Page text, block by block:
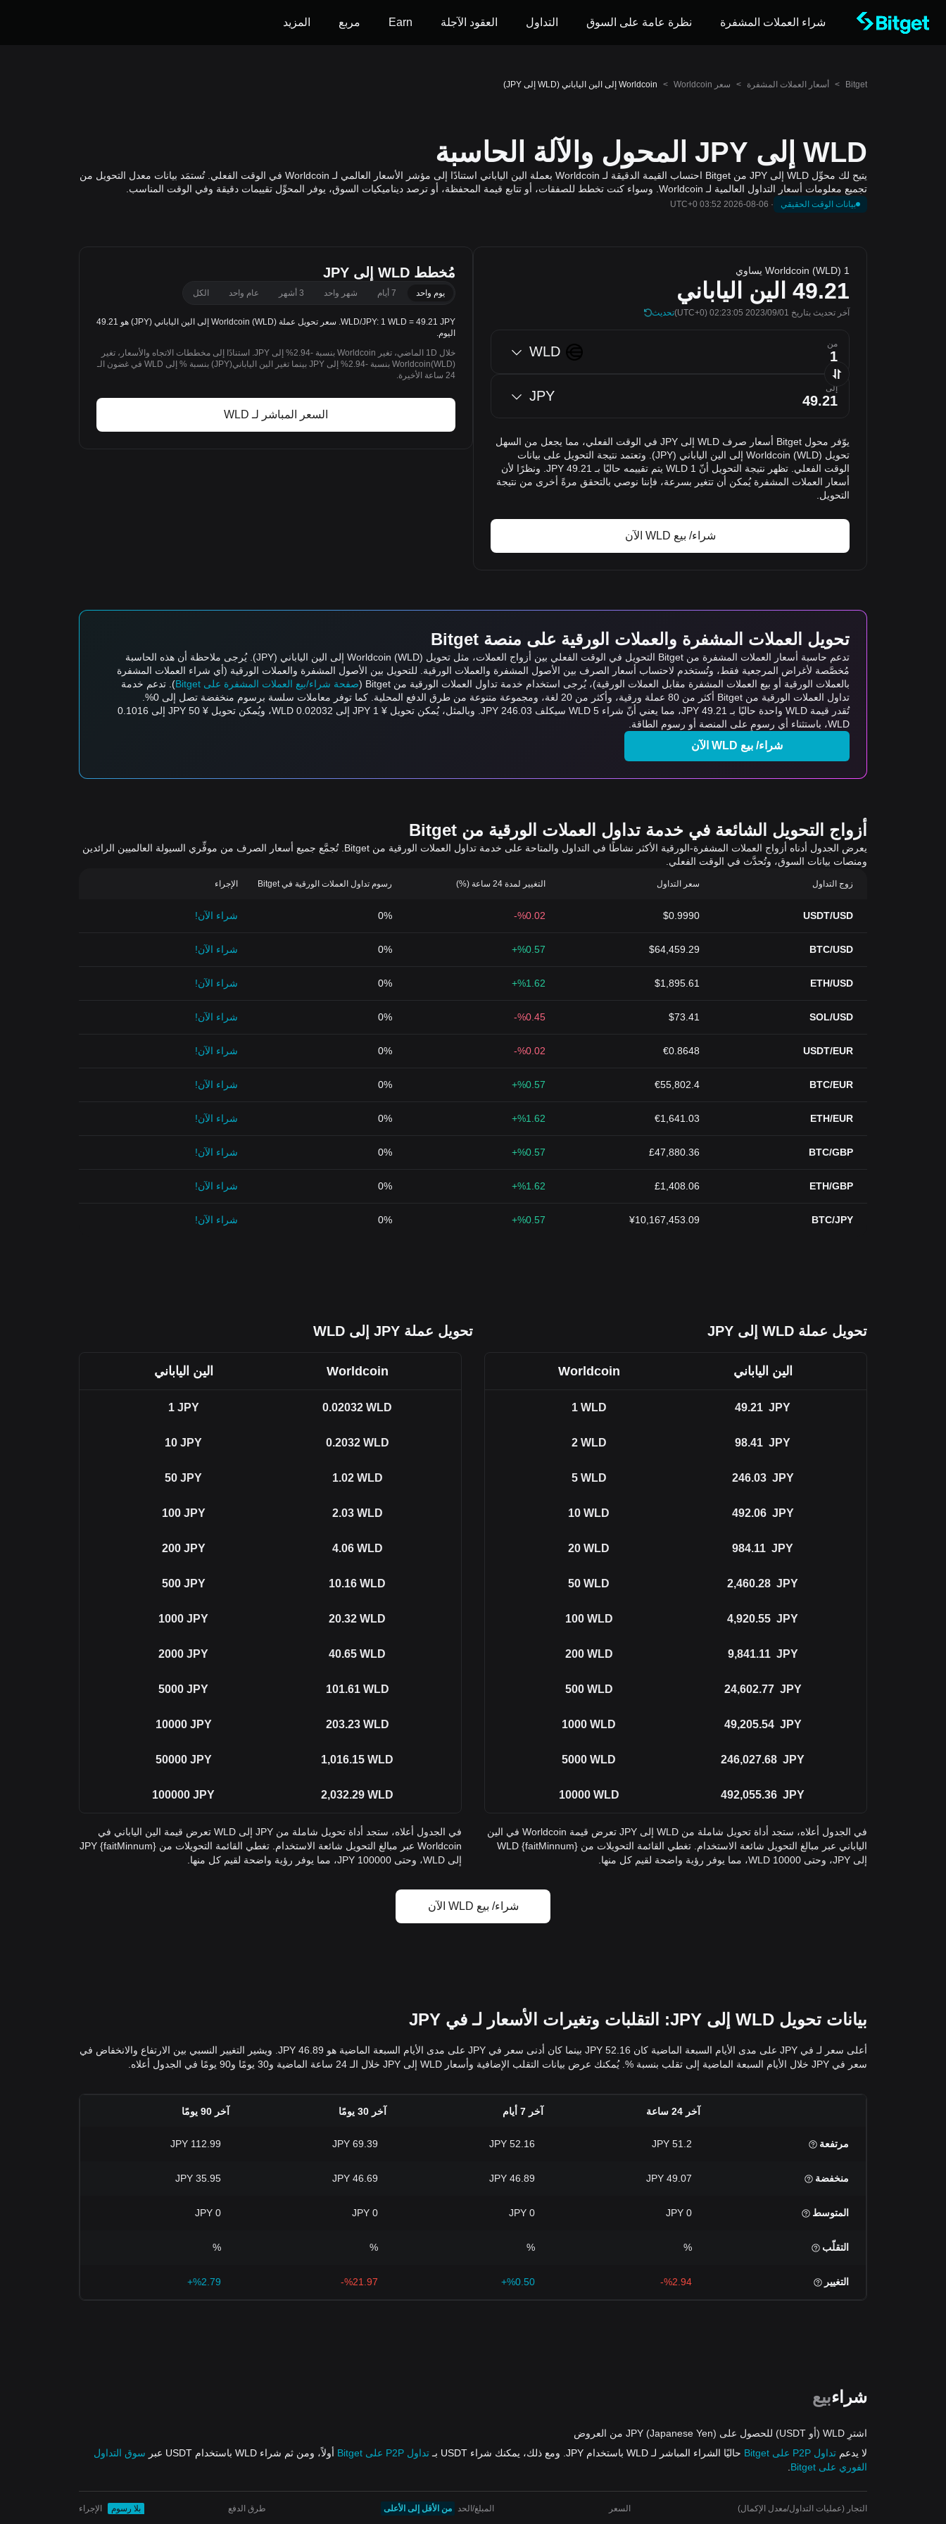
شراء العملات المشفرة نظرة عامة على السوق التداول العقود الآجلة Earn مربع المزيد
Bitget
> أسعار العملات المشفرة > سعر Worldcoin > Worldcoin إلى الين الياباني (WLD إلى JPY)
WLD إلى JPY المحول والآلة الحاسبة
يتيح لك محوِّل WLD إلى JPY من Bitget احتساب القيمة الدقيقة لـ Worldcoin بعملة الين الياباني استنادًا إلى مؤشر الأسعار العالمي لـ Worldcoin في الوقت الفعلي. تُستمَد بيانات معدل التحويل من
تجميع معلومات أسعار التداول العالمية لـ Worldcoin. وسواء كنت تخطط للصفقات، أو تتابع قيمة المحفظة، أو ترصد ديناميكيات السوق، يوفر المحوِّل تقييمات دقيقة وفي الوقت المناسب.
بيانات الوقت الحقيقي ·
2026-08-06 03:52 UTC+0
1 Worldcoin (WLD) يساوي
49.21 الين الياباني
آخر تحديث بتاريخ 2023/09/01 02:23:05 (UTC+0) تحديث
من WLD
إلى JPY
يوّفر محول Bitget أسعار صرف WLD إلى JPY في الوقت الفعلي، مما يجعل من السهل
تحويل Worldcoin (WLD) إلى الين الياباني (JPY). وتعتمد نتيجة التحويل على بيانات
الوقت الفعلي. تظهر نتيجة التحويل أنّ 1 WLD يتم تقييمه حاليًا بـ 49.21 JPY. ونظرًا لأن
أسعار العملات المشفرة يُمكن أن تتغير بسرعة، فإننا نوصي بالتحقق مرةً أخرى من نتيجة
التحويل.
شراء/ بيع WLD الآن
مُخطط WLD إلى JPY
يوم واحد 7 أيام شهر واحد 3 أشهر عام واحد الكل
WLD/JPY: 1 WLD = 49.21 JPY. سعر تحويل عملة Worldcoin (WLD) إلى الين الياباني (JPY) هو 49.21
اليوم.
خلال 1D الماضي، تغير Worldcoin بنسبة -2.94% إلى JPY. استنادًا إلى مخططات الاتجاه والأسعار، تغير
Worldcoin(WLD) بنسبة -2.94% إلى JPY بينما تغير الين الياباني(JPY) بنسبة % إلى WLD في غضون الـ
24 ساعة الأخيرة.
السعر المباشر لـ WLD
تحويل العملات المشفرة والعملات الورقية على منصة Bitget
تدعم حاسبة أسعار العملات المشفرة من Bitget التحويل في الوقت الفعلي بين أزواج العملات، مثل تحويل Worldcoin (WLD) إلى الين الياباني (JPY). يُرجى ملاحظة أن هذه الحاسبة
مُخصَّصة لأغراض المرجعية فقط، وتُستخدم لاحتساب أسعار الصرف بين الأصول المشفرة والعملات الورقية. للتحويل بين الأصول المشفرة والعملات الورقية (أي شراء العملات المشفرة
بالعملات الورقية أو بيع العملات المشفرة مقابل العملات الورقية)، يُرجى استخدام خدمة تداول العملات الورقية من Bitget (
صفحة شراء/بيع العملات المشفرة على Bitget
). تدعم خدمة
تداول العملات الورقية من Bitget أكثر من 80 عملة ورقية، وأكثر من 20 لغة، ومجموعة متنوعة من طرق الدفع المحلية. كما توفر معاملات سلسة برسوم منخفضة تصل إلى 0%.
تُقدر قيمة WLD واحدة حاليًا بـ 49.21 JPY، مما يعني أنّ شراء 5 WLD سيكلف 246.03 JPY. وبالمثل، يُمكن تحويل ¥ 1 JPY إلى 0.02032 WLD، ويُمكن تحويل ¥ 50 JPY إلى 0.1016
WLD، باستثناء أي رسومٍ على المنصة أو رسوم الطاقة.
شراء/ بيع WLD الآن
أزواج التحويل الشائعة في خدمة تداول العملات الورقية من Bitget
يعرض الجدول أدناه أزواج العملات المشفرة-الورقية الأكثر نشاطًا في التداول والمتاحة على خدمة تداول العملات الورقية من Bitget. تُجمَّع جميع أسعار الصرف من موفِّري السيولة العالميين الرائدين
ومنصات بيانات السوق، وتُحدَّث في الوقت الفعلي.
زوج التداول سعر التداول التغيير لمدة 24 ساعة (%) رسوم تداول العملات الورقية في Bitget الإجراء
USDT/USD
$0.9990
%0.02-
0% شراء الآن!
BTC/USD
$64,459.29
%0.57+
0% شراء الآن!
ETH/USD
$1,895.61
%1.62+
0% شراء الآن!
SOL/USD
$73.41
%0.45-
0% شراء الآن!
USDT/EUR
€0.8648
%0.02-
0% شراء الآن!
BTC/EUR
€55,802.4
%0.57+
0% شراء الآن!
ETH/EUR
€1,641.03
%1.62+
0% شراء الآن!
BTC/GBP
£47,880.36
%0.57+
0% شراء الآن!
ETH/GBP
£1,408.06
%1.62+
0% شراء الآن!
BTC/JPY
¥10,167,453.09
%0.57+
0% شراء الآن!
تحويل عملة WLD إلى JPY تحويل عملة JPY إلى WLD
Worldcoin الين الياباني
1 WLD 49.21 JPY
2 WLD 98.41 JPY
5 WLD 246.03 JPY
10 WLD 492.06 JPY
20 WLD 984.11 JPY
50 WLD 2,460.28 JPY
100 WLD 4,920.55 JPY
200 WLD 9,841.11 JPY
500 WLD 24,602.77 JPY
1000 WLD 49,205.54 JPY
5000 WLD 246,027.68 JPY
10000 WLD 492,055.36 JPY
في الجدول أعلاه، ستجد أداة تحويل شاملة من WLD إلى JPY تعرض قيمة Worldcoin في الين
الياباني عبر مبالغ التحويل شائعة الاستخدام. تغطي القائمة التحويلات من {faitMinnum} WLD
إلى JPY، وحتى 10000 WLD، مما يوفر رؤية واضحة لقيم كل منها.
الين الياباني Worldcoin
1 JPY 0.02032 WLD
10 JPY 0.2032 WLD
50 JPY 1.02 WLD
100 JPY 2.03 WLD
200 JPY 4.06 WLD
500 JPY 10.16 WLD
1000 JPY 20.32 WLD
2000 JPY 40.65 WLD
5000 JPY 101.61 WLD
10000 JPY 203.23 WLD
50000 JPY 1,016.15 WLD
100000 JPY 2,032.29 WLD
في الجدول أعلاه، ستجد أداة تحويل شاملة من JPY إلى WLD تعرض قيمة الين الياباني في
Worldcoin عبر مبالغ التحويل شائعة الاستخدام. تغطي القائمة التحويلات من {faitMinnum} JPY
إلى WLD، وحتى 100000 JPY، مما يوفر رؤية واضحة لقيم كل منها.
شراء/ بيع WLD الآن
بيانات تحويل WLD إلى JPY: التقلبات وتغيرات الأسعار لـ في JPY
أعلى سعر لـ في JPY على مدى الأيام السبعة الماضية كان 52.16 JPY بينما كان أدنى سعر في JPY على مدى الأيام السبعة الماضية هو 46.89 JPY. ويشير التغيير النسبي بين الارتفاع والانخفاض في
سعر في JPY خلال الأيام السبعة الماضية إلى تقلب بنسبة %. يُمكنك عرض بيانات التقلب الإضافية وأسعار WLD إلى JPY خلال الـ 24 ساعة الماضية و30 يومًا و90 يومًا في الجدول أعلاه.
آخر 24 ساعة آخر 7 أيام آخر 30 يومًا آخر 90 يومًا
مرتفعة 51.2 JPY
52.16 JPY
69.39 JPY
112.99 JPY
منخفضة 49.07 JPY
46.89 JPY
46.69 JPY
35.95 JPY
المتوسط 0 JPY
0 JPY
0 JPY
0 JPY
التقلّب %
%
%
%
التغيير %2.94-
%0.50+
%21.97-
%2.79+
شراءبيع
اشترِ WLD (أو USDT) للحصول على JPY (Japanese Yen) من العروض
لا يدعم تداول P2P على Bitget حاليًا الشراء المباشر لـ WLD باستخدام JPY. ومع ذلك، يمكنك شراء USDT بـ تداول P2P على Bitget أولاً، ومن ثم شراء WLD باستخدام USDT عبر
سوق التداول
الفوري على Bitget
التجار (عمليات التداول/معدل الإكمال) السعر المبلغ/الحد من الأقل إلى الأعلى طرق الدفع بلا رسوم الإجراء